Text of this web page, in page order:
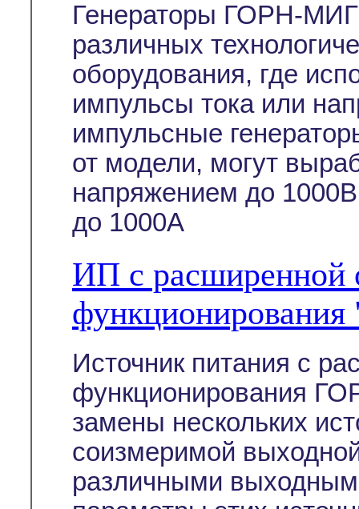
Генераторы ГОРН-
различных
оборудования, где
импульсы тока или
импульсные
от модели, могут
напряжением до
до 1000А
ИП с расширенной
Источник питания с
функционирования
замены нескольких
соизмеримой
различными